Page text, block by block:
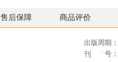
售后保障 商品评价
出版周期：
刊 号：